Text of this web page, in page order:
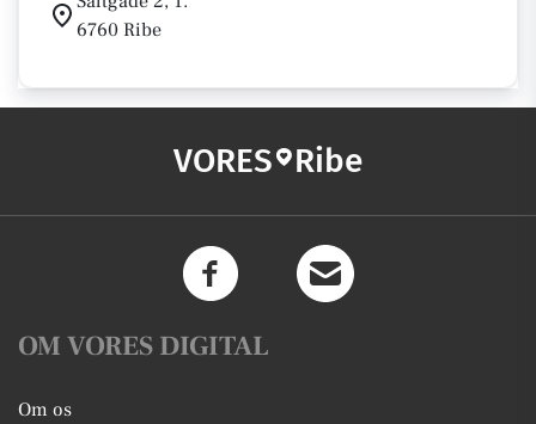
6760 Ribe
VORES Ribe
OM VORES DIGITAL
Om os